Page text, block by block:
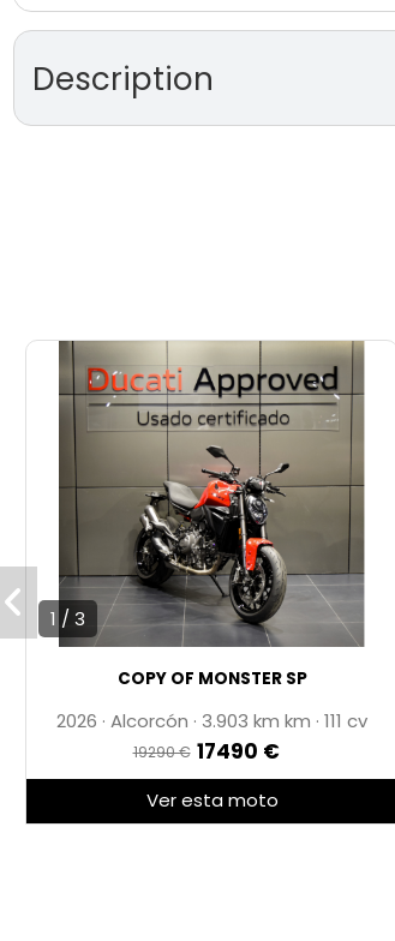
Description
Motor Desmosedici Stradale V4 de
Suspensiones Öhlins electrónicas
Sistema de frenada BREMBO
DTC EVO 2 (Ducati Traction
ABS Cornering EVO.
Modos de conducción: RACE, SPORT
Accesorios:
Portamatrículas de carbono.
* MOTO TOTALMENTE REVISADA
* 1 AÑO DE GARANTÍA
* PRECIO ANUNCIADO AL CONTADO
* IVA NO DEDUCIBLE
* ENVÍO DISPONIBLE
1 / 3
COPY OF MONSTER SP
2026 · Alcorcón · 3.903 km · 111 cv
19290 € 17490 €
Ver esta moto